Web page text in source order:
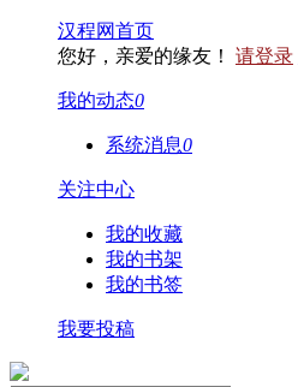
汉程网首页
您好，亲爱的缘友！ 请登录
我的动态0
系统消息0
关注中心
我的收藏
我的书架
我的书签
我要投稿